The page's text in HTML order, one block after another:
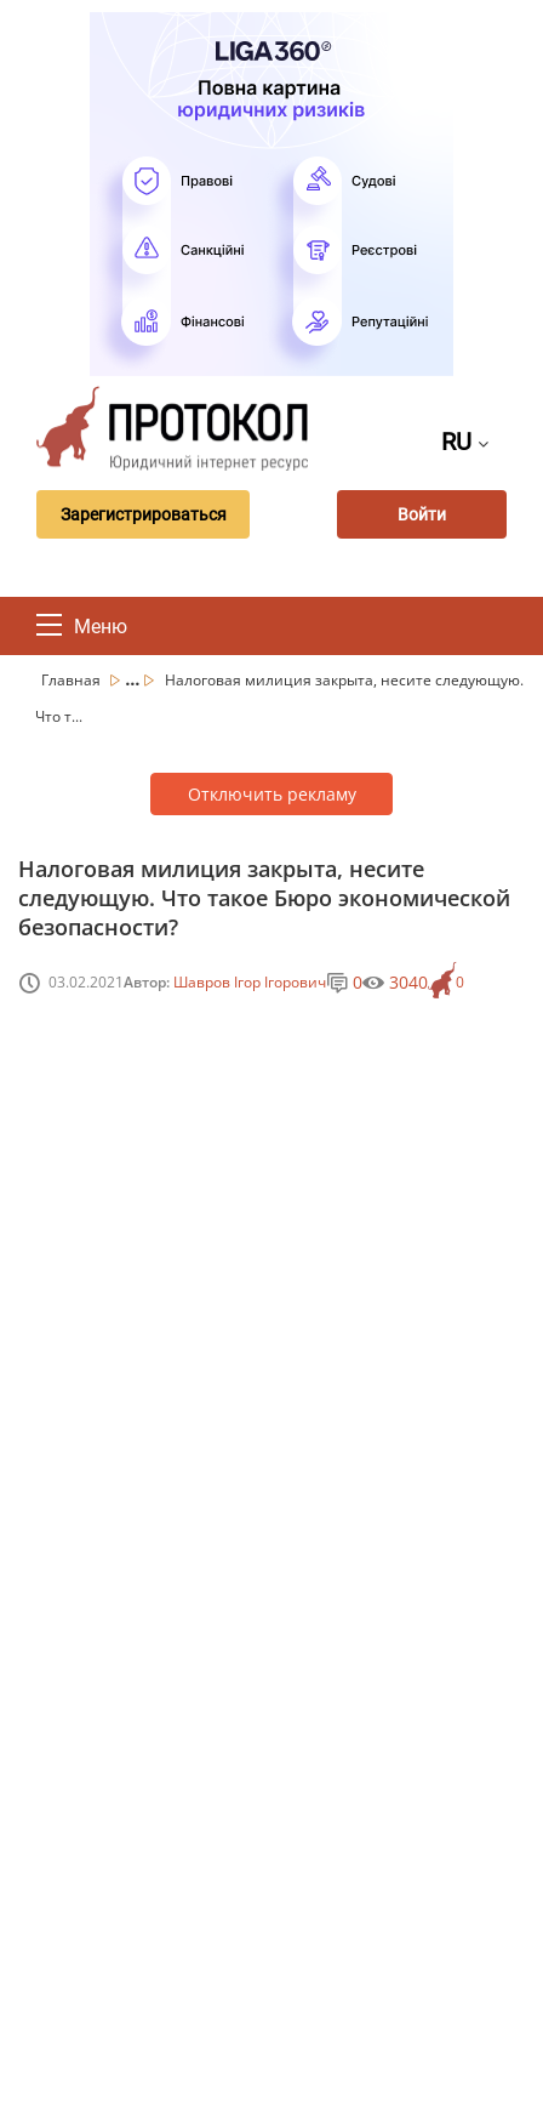
RU
Зарегистрироваться Войти
Меню
Главная ...
Налоговая милиция закрыта, несите следующую.
Что т...
Отключить рекламу
Налоговая милиция закрыта, несите
следующую. Что такое Бюро экономической
безопасности?
03.02.2021Автор: Шавров Ігор Ігорович 0
0 3040